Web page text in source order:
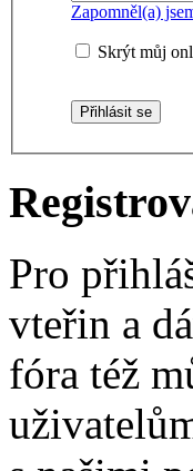
Zapomněl(a)
Skrýt můj
Pro
vteřin a
fóra též